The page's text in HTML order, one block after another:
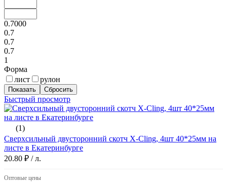
0.7000
0.7
0.7
0.7
1
Форма
лист
рулон
Быстрый просмотр
(1)
Сверхсильный двусторонний скотч X-Cling, 4шт 40*25мм на
листе в Екатеринбурге
20.80 ₽ / л.
Оптовые цены